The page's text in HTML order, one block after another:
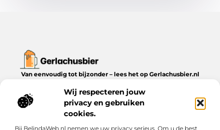
Wij respecteren jouw
privacy en gebruiken
cookies.
Bij BelindaWeb.nl nemen we uw privacy serieus. Om u de best
Van eenvoudig tot bijzonder – lees het op Gerlachusbier.nl
te bieden heeft.
Bericht categorie